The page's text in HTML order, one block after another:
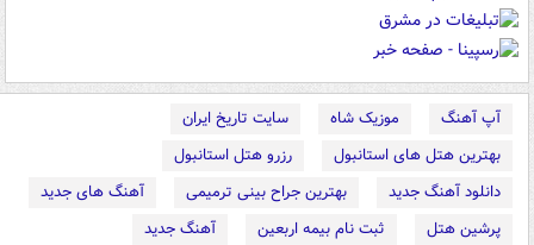
آپ آهنگ موزیک شاه
سایت تاریخ ایران
بهترین هتل های استانبول
رزرو هتل استانبول
دانلود آهنگ جدید
بهترین جراح بینی ترمیمی
آهنگ های جدید
پرشین هتل
ثبت نام بیمه اربعین
آهنگ جدید